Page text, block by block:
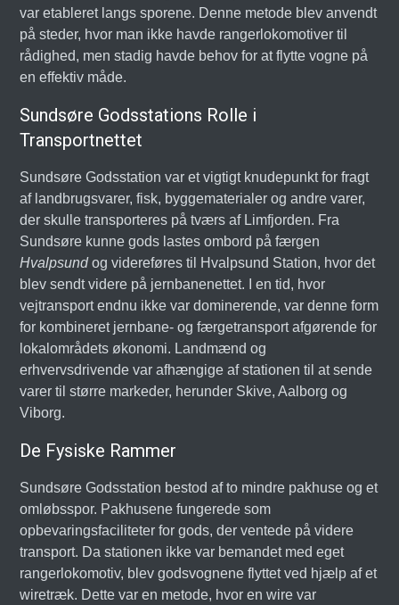
var etableret langs sporene. Denne metode blev anvendt
på steder, hvor man ikke havde rangerlokomotiver til
rådighed, men stadig havde behov for at flytte vogne på
en effektiv måde.
Sundsøre Godsstations Rolle i
Transportnettet
Sundsøre Godsstation var et vigtigt knudepunkt for fragt
af landbrugsvarer, fisk, byggematerialer og andre varer,
der skulle transporteres på tværs af Limfjorden. Fra
Sundsøre kunne gods lastes ombord på færgen
Hvalpsundog videreføres til Hvalpsund Station, hvor det
blev sendt videre på jernbanenettet. I en tid, hvor
vejtransport endnu ikke var dominerende, var denne form
for kombineret jernbane- og færgetransport afgørende for
lokalområdets økonomi. Landmænd og
erhvervsdrivende var afhængige af stationen til at sende
varer til større markeder, herunder Skive, Aalborg og
Viborg.
De Fysiske Rammer
Sundsøre Godsstation bestod af to mindre pakhuse og et
omløbsspor. Pakhusene fungerede som
opbevaringsfaciliteter for gods, der ventede på videre
transport. Da stationen ikke var bemandet med eget
rangerlokomotiv, blev godsvognene flyttet ved hjælp af et
wiretræk. Dette var en metode, hvor en wire var